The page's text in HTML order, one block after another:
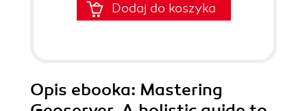
Dodaj do koszyka
Opis ebooka: Mastering